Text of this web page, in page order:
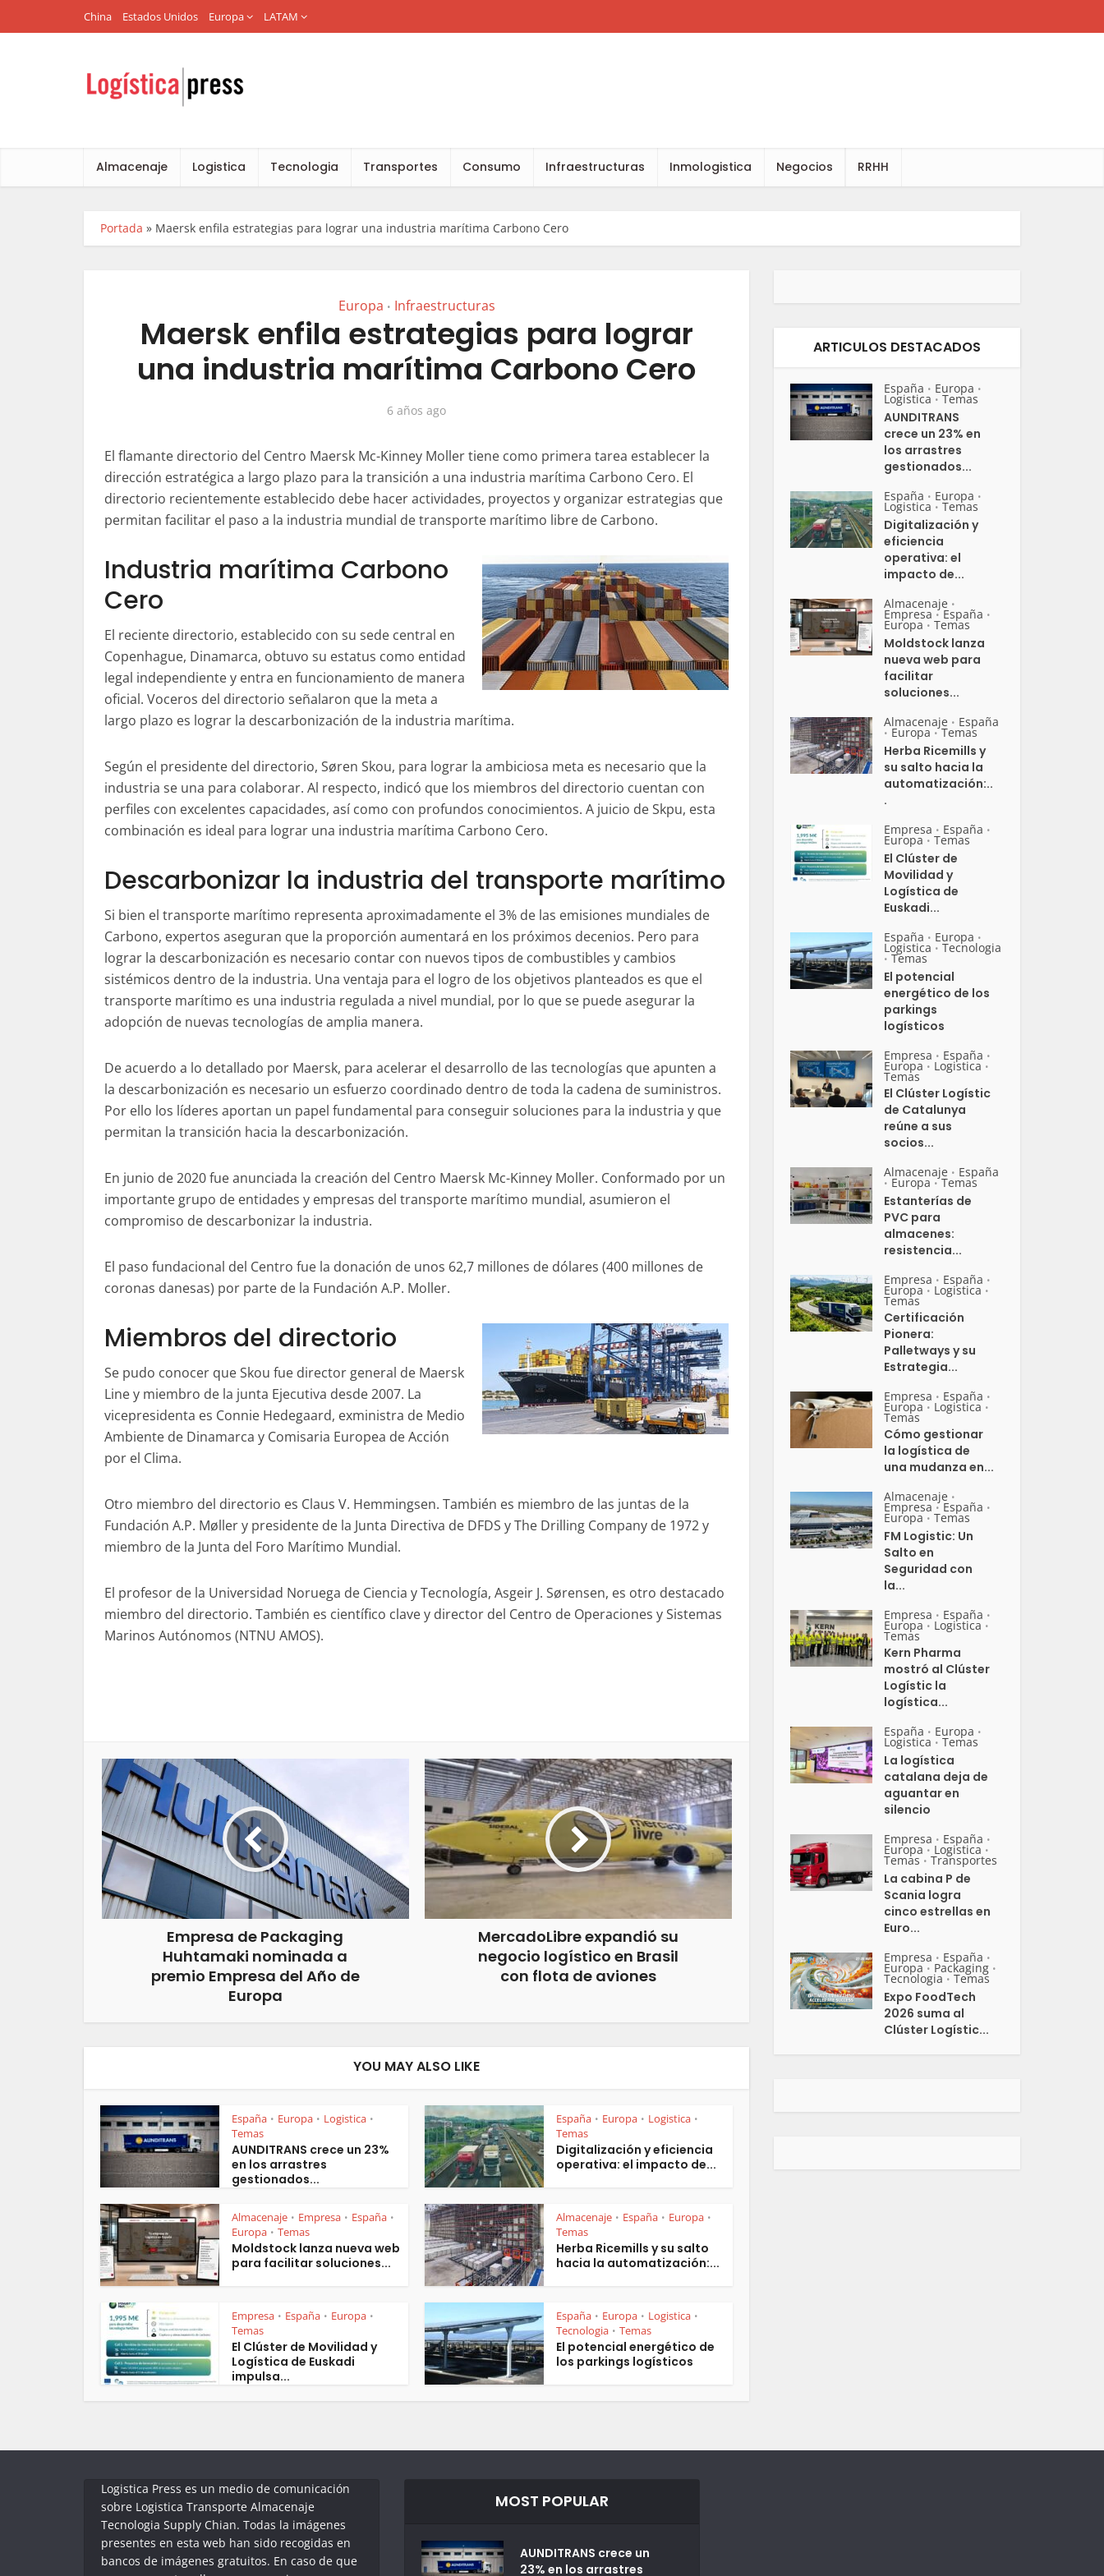
China Estados Unidos Europa LATAM
Almacenaje Logistica Tecnologia Transportes Consumo Infraestructuras Inmologistica Negocios RRHH
Portada » Maersk enfila estrategias para lograr una industria marítima Carbono Cero
Europa • Infraestructuras
Maersk enfila estrategias para lograr
una industria marítima Carbono Cero
6 años ago
El flamante directorio del Centro Maersk Mc-Kinney Moller tiene como primera tarea establecer la
dirección estratégica a largo plazo para la transición a una industria marítima Carbono Cero. El
directorio recientemente establecido debe hacer actividades, proyectos y organizar estrategias que
permitan facilitar el paso a la industria mundial de transporte marítimo libre de Carbono.
Industria marítima Carbono
Cero
El reciente directorio, establecido con su sede central en
Copenhague, Dinamarca, obtuvo su estatus como entidad
legal independiente y entra en funcionamiento de manera
oficial. Voceros del directorio señalaron que la meta a
largo plazo es lograr la descarbonización de la industria marítima.
Según el presidente del directorio, Søren Skou, para lograr la ambiciosa meta es necesario que la
industria se una para colaborar. Al respecto, indicó que los miembros del directorio cuentan con
perfiles con excelentes capacidades, así como con profundos conocimientos. A juicio de Skpu, esta
combinación es ideal para lograr una industria marítima Carbono Cero.
Descarbonizar la industria del transporte marítimo
Si bien el transporte marítimo representa aproximadamente el 3% de las emisiones mundiales de
Carbono, expertos aseguran que la proporción aumentará en los próximos decenios. Pero para
lograr la descarbonización es necesario contar con nuevos tipos de combustibles y cambios
sistémicos dentro de la industria. Una ventaja para el logro de los objetivos planteados es que el
transporte marítimo es una industria regulada a nivel mundial, por lo que se puede asegurar la
adopción de nuevas tecnologías de amplia manera.
De acuerdo a lo detallado por Maersk, para acelerar el desarrollo de las tecnologías que apunten a
la descarbonización es necesario un esfuerzo coordinado dentro de toda la cadena de suministros.
Por ello los líderes aportan un papel fundamental para conseguir soluciones para la industria y que
permitan la transición hacia la descarbonización.
En junio de 2020 fue anunciada la creación del Centro Maersk Mc-Kinney Moller. Conformado por un
importante grupo de entidades y empresas del transporte marítimo mundial, asumieron el
compromiso de descarbonizar la industria.
El paso fundacional del Centro fue la donación de unos 62,7 millones de dólares (400 millones de
coronas danesas) por parte de la Fundación A.P. Moller.
Miembros del directorio
Se pudo conocer que Skou fue director general de Maersk
Line y miembro de la junta Ejecutiva desde 2007. La
vicepresidenta es Connie Hedegaard, exministra de Medio
Ambiente de Dinamarca y Comisaria Europea de Acción
por el Clima.
Otro miembro del directorio es Claus V. Hemmingsen. También es miembro de las juntas de la
Fundación A.P. Møller y presidente de la Junta Directiva de DFDS y The Drilling Company de 1972 y
miembro de la Junta del Foro Marítimo Mundial.
El profesor de la Universidad Noruega de Ciencia y Tecnología, Asgeir J. Sørensen, es otro destacado
miembro del directorio. También es científico clave y director del Centro de Operaciones y Sistemas
Marinos Autónomos (NTNU AMOS).
Empresa de Packaging
Huhtamaki nominada a
premio Empresa del Año de
Europa
MercadoLibre expandió su
negocio logístico en Brasil
con flota de aviones
YOU MAY ALSO LIKE
España • Europa • Logistica •
Temas
AUNDITRANS crece un 23%
en los arrastres
gestionados...
España • Europa • Logistica •
Temas
Digitalización y eficiencia
operativa: el impacto de...
Almacenaje • Empresa • España •
Europa • Temas
Moldstock lanza nueva web
para facilitar soluciones...
Almacenaje • España • Europa •
Temas
Herba Ricemills y su salto
hacia la automatización:...
Empresa • España • Europa •
Temas
El Clúster de Movilidad y
Logística de Euskadi
impulsa...
España • Europa • Logistica •
Tecnologia • Temas
El potencial energético de
los parkings logísticos
ARTICULOS DESTACADOS
España • Europa •
Logistica • Temas
AUNDITRANS
crece un 23% en
los arrastres
gestionados...
España • Europa •
Logistica • Temas
Digitalización y
eficiencia
operativa: el
impacto de...
Almacenaje •
Empresa • España •
Europa • Temas
Moldstock lanza
nueva web para
facilitar
soluciones...
Almacenaje • España
• Europa • Temas
Herba Ricemills y
su salto hacia la
automatización:..
.
Empresa • España •
Europa • Temas
El Clúster de
Movilidad y
Logística de
Euskadi...
España • Europa •
Logistica • Tecnologia
• Temas
El potencial
energético de los
parkings
logísticos
Empresa • España •
Europa • Logistica •
Temas
El Clúster Logístic
de Catalunya
reúne a sus
socios...
Almacenaje • España
• Europa • Temas
Estanterías de
PVC para
almacenes:
resistencia...
Empresa • España •
Europa • Logistica •
Temas
Certificación
Pionera:
Palletways y su
Estrategia...
Empresa • España •
Europa • Logistica •
Temas
Cómo gestionar
la logística de
una mudanza en...
Almacenaje •
Empresa • España •
Europa • Temas
FM Logistic: Un
Salto en
Seguridad con
la...
Empresa • España •
Europa • Logistica •
Temas
Kern Pharma
mostró al Clúster
Logístic la
logística...
España • Europa •
Logistica • Temas
La logística
catalana deja de
aguantar en
silencio
Empresa • España •
Europa • Logistica •
Temas • Transportes
La cabina P de
Scania logra
cinco estrellas en
Euro...
Empresa • España •
Europa • Packaging •
Tecnologia • Temas
Expo FoodTech
2026 suma al
Clúster Logístic...
Logistica Press es un medio de comunicación
sobre Logistica Transporte Almacenaje
Tecnologia Supply Chian. Todas la imágenes
presentes en esta web han sido recogidas en
bancos de imágenes gratuitos. En caso de que
MOST POPULAR
AUNDITRANS crece un
23% en los arrastres